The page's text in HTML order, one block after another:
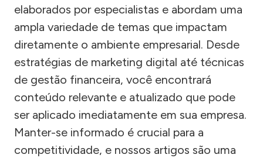
elaborados por especialistas e abordam uma
ampla variedade de temas que impactam
diretamente o ambiente empresarial. Desde
estratégias de marketing digital até técnicas
de gestão financeira, você encontrará
conteúdo relevante e atualizado que pode
ser aplicado imediatamente em sua empresa.
Manter-se informado é crucial para a
competitividade, e nossos artigos são uma